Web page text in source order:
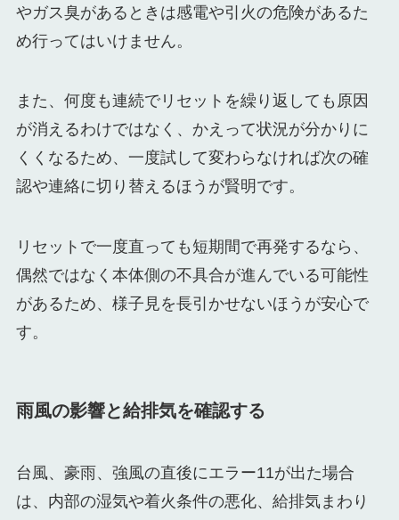
やガス臭があるときは感電や引火の危険があるた
め行ってはいけません。
また、何度も連続でリセットを繰り返しても原因
が消えるわけではなく、かえって状況が分かりに
くくなるため、一度試して変わらなければ次の確
認や連絡に切り替えるほうが賢明です。
リセットで一度直っても短期間で再発するなら、
偶然ではなく本体側の不具合が進んでいる可能性
があるため、様子見を長引かせないほうが安心で
す。
雨風の影響と給排気を確認する
台風、豪雨、強風の直後にエラー11が出た場合
は、内部の湿気や着火条件の悪化、給排気まわり